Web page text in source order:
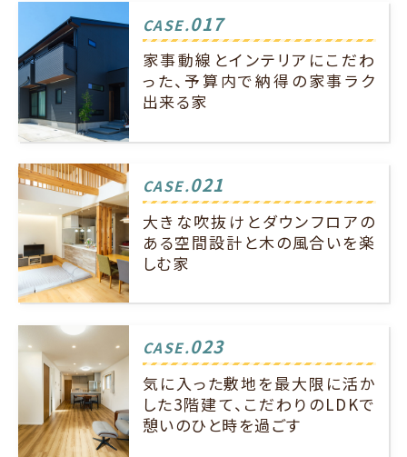
CASE.017
家事動線とインテリアにこだわ
った、予算内で納得の家事ラク
出来る家
CASE.021
大きな吹抜けとダウンフロアの
ある空間設計と木の風合いを楽
しむ家
CASE.023
気に入った敷地を最大限に活か
した3階建て、こだわりのLDKで
憩いのひと時を過ごす